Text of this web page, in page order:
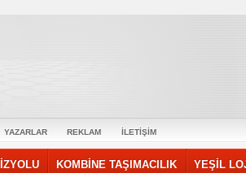
YAZARLAR REKLAM İLETİŞİM
KOMBİNE TAŞIMACILIK YEŞİL